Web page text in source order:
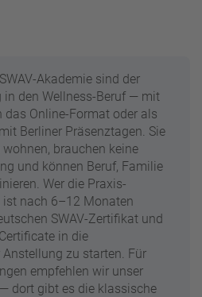
Akademie sind der
in den Wellness-Beruf — mit
Online-Format oder als
Berliner Präsenztagen. Sie
brauchen keine
und können Beruf, Familie
Wer die Praxis-
nach 6–12 Monaten
SWAV-Zertifikat und
in die
zu starten. Für
empfehlen wir unser
dort gibt es die klassische